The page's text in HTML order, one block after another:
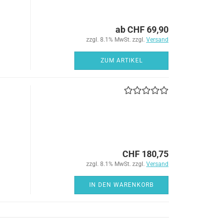
ab CHF 69,90
zzgl. 8.1% MwSt. zzgl. Versand
ZUM ARTIKEL
CHF 180,75
zzgl. 8.1% MwSt. zzgl. Versand
IN DEN WARENKORB